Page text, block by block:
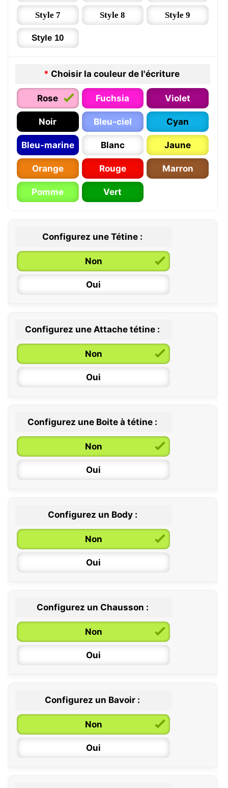
Style 7 Style 8 Style 9
Style 10
* Choisir la couleur de l'écriture
Rose Fuchsia Violet
Noir Bleu-ciel Cyan
Bleu-marine Blanc Jaune
Orange Rouge Marron
Pomme Vert
Configurez une Tétine :
Non
Oui
0 / 6 mois
6 / 36 mois
Configurez une Attache tétine :
Non
Oui
Configurez une Boite à tétine :
Non
Oui
Configurez un Body :
Non
Oui
0 / 6 mois
6 / 12 mois
12 / 18 mois
Configurez un Chausson :
Non
Oui
Configurez un Bavoir :
Non
Oui